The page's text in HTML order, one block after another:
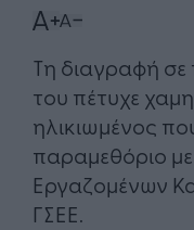
Τη διαγραφή σε
του πέτυχε
ηλικιωμένος
παραμεθόριο
Εργαζομένων
ΓΣΕΕ.